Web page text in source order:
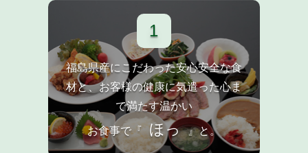
1
福島県産にこだわった安心安全な食
材と、お客様の健康に気遣った心ま
で満たす温かい
お食事で『 ほっ 』と。